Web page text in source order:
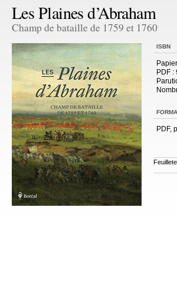
Les Plaines d’Abraham
Champ de bataille de 1759 et 1760
ISBN
Papier
PDF:
PDF,